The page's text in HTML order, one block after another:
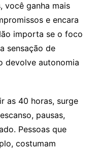
você ganha mais
e encara
importa se o foco
sensação de
devolve autonomia
as 40 horas, surge
pausas,
Pessoas que
costumam